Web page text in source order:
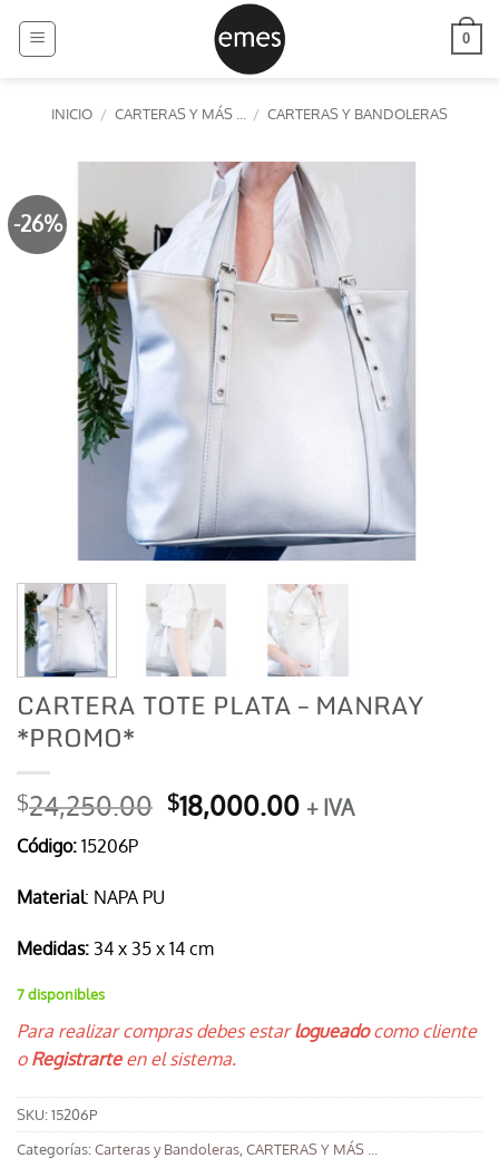
0
INICIO / CARTERAS Y MÁS ... / CARTERAS Y BANDOLERAS
-26%
CARTERA TOTE PLATA – MANRAY
*PROMO*
$24,250.00 El
precio
$18,000.00El+ IVA
Código: 15206P
Material: NAPA PU
Medidas: 34 x 35 x 14 cm
7 disponibles
Para realizar compras debes estarlogueadocomo cliente
oRegistrarteen el sistema.
SKU:15206P
Categorías:Carteras y Bandoleras CARTERAS Y MÁS ...